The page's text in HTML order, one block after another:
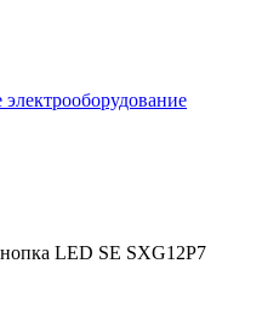
LED SE SXG12P7